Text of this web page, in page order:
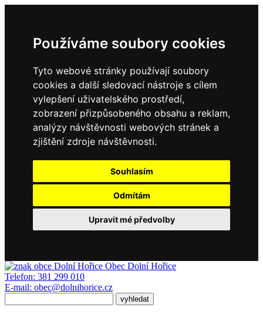
Používáme soubory cookies
Tyto webové stránky používají soubory
cookies a další sledovací nástroje s cílem
vylepšení uživatelského prostředí,
zobrazení přizpůsobeného obsahu a reklam,
analýzy návštěvnosti webových stránek a
zjištění zdroje návštěvnosti.
Souhlasím
Odmítám
Upravit mé předvolby
Obec Dolní Hořice
Telefon: 381 299 010
E-mail: obec@dolnihorice.cz